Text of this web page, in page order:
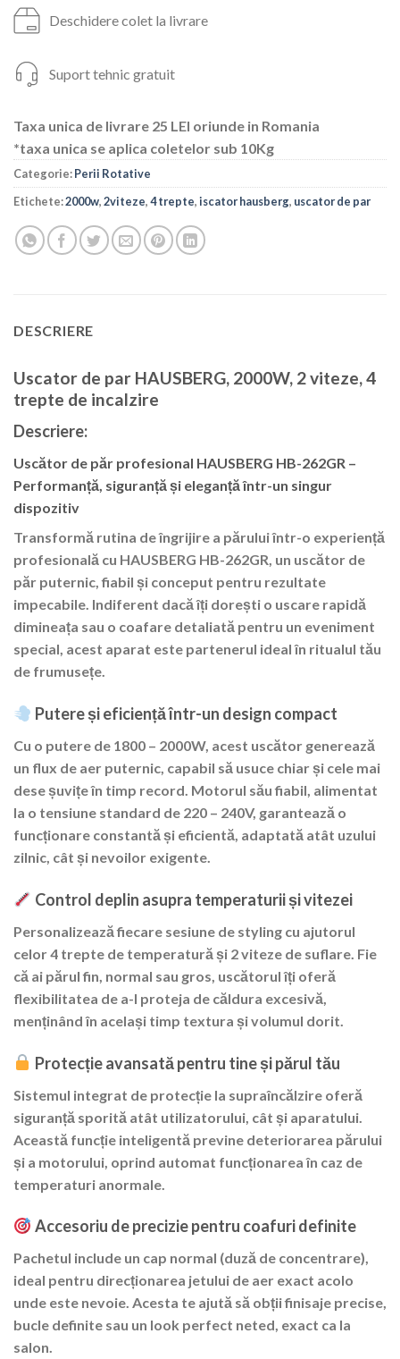
Deschidere colet la livrare
Suport tehnic gratuit
Taxa unica de livrare 25 LEI oriunde in Romania
*taxa unica se aplica coletelor sub 10Kg
Categorie:Perii Rotative
Etichete:2000w,2viteze,4 trepte,iscator hausberg, uscator de par
DESCRIERE
Uscator de par HAUSBERG, 2000W, 2 viteze, 4
trepte de incalzire
Descriere:
Uscător de păr profesional HAUSBERG HB-262GR –
Performanță, siguranță și eleganță într-un singur
dispozitiv
Transformă rutina de îngrijire a părului într-o experiență
profesională cu HAUSBERG HB-262GR, un uscător de
păr puternic, fiabil și conceput pentru rezultate
impecabile. Indiferent dacă îți dorești o uscare rapidă
dimineața sau o coafare detaliată pentru un eveniment
special, acest aparat este partenerul ideal în ritualul tău
de frumusețe.
Putere și eficiență într-un design compact
Cu o putere de 1800 – 2000W, acest uscător generează
un flux de aer puternic, capabil să usuce chiar și cele mai
dese șuvițe în timp record. Motorul său fiabil, alimentat
la o tensiune standard de 220 – 240V, garantează o
funcționare constantă și eficientă, adaptată atât uzului
zilnic, cât și nevoilor exigente.
Control deplin asupra temperaturii și vitezei
Personalizează fiecare sesiune de styling cu ajutorul
celor4 trepte de temperatură și 2 viteze de suflare . Fie
că ai părul fin, normal sau gros, uscătorul îți oferă
flexibilitatea de a-l proteja de căldura excesivă,
menținând în același timp textura și volumul dorit.
Protecție avansată pentru tine și părul tău
Sistemul integrat de protecție la supraîncălzire oferă
siguranță sporită atât utilizatorului, cât și aparatului.
Această funcție inteligentă previne deteriorarea părului
și a motorului, oprind automat funcționarea în caz de
temperaturi anormale.
Accesoriu de precizie pentru coafuri definite
Pachetul include un cap normal (duză de concentrare),
ideal pentru direcționarea jetului de aer exact acolo
unde este nevoie. Acesta te ajută să obții finisaje precise,
bucle definite sau un look perfect neted, exact ca la
salon.